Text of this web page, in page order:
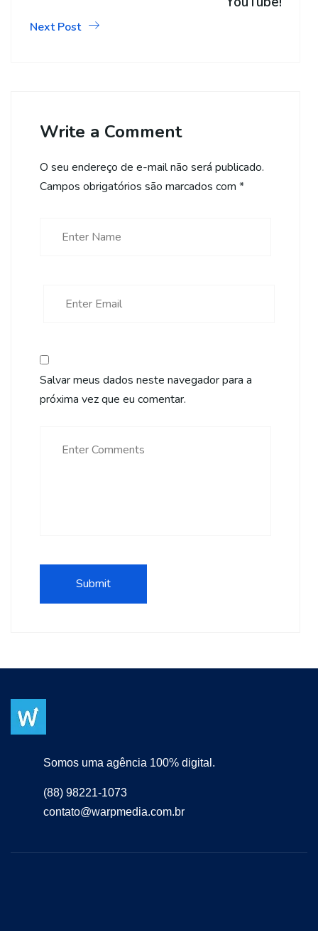
Next Post
Write a Comment
O seu endereço de e-mail não será publicado.
Campos obrigatórios são marcados com *
Salvar meus dados neste navegador para a
próxima vez que eu comentar.
Somos uma agência 100% digital.
(88) 98221-1073
contato@warpmedia.com.br